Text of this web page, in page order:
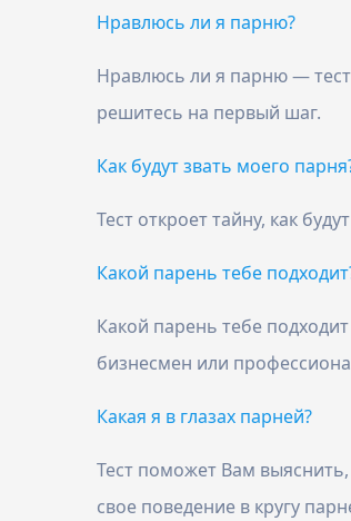
Нравлюсь ли я парню?
Нравлюсь ли я парню —
решитесь на первый шаг.
Как будут звать моего
Тест откроет тайну, как
Какой парень тебе
Какой парень тебе
бизнесмен или
Какая я в глазах парней?
Тест поможет Вам
свое поведение в кругу